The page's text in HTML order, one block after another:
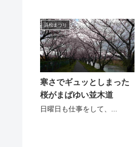
浜松まつり
寒さでギュッとしまった
桜がまばゆい並木道
日曜日も仕事をして、...